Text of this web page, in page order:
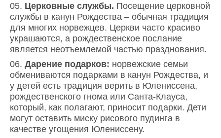
Церковные службы. Посещение церковной
службы в канун Рождества – обычная традиция
для многих норвежцев. Церкви часто красиво
украшаются, а рождественское послание
является неотъемлемой частью празднования.
Дарение подарков: норвежские семьи
обмениваются подарками в канун Рождества, и
у детей есть традиция верить в Юлениссена,
рождественского гнома или Санта-Клауса,
который, как полагают, приносит подарки. Дети
могут оставить миску рисового пудинга в
качестве угощения Юлениссену.